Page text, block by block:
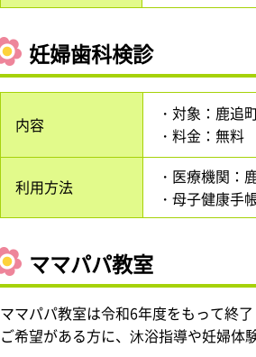
妊婦歯科検診
内容
・対象：鹿追
・料金：無料
利用方法
・医療機関：
・母子健康手
ママパパ教室
ママパパ教室は令和6年度をもって終了
ご希望がある方に、沐浴指導や妊婦体